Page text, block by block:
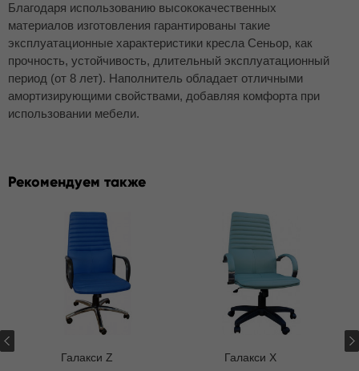
Благодаря использованию высококачественных
материалов изготовления гарантированы такие
эксплуатационные характеристики кресла Сеньор, как
прочность, устойчивость, длительный эксплуатационный
период (от 8 лет). Наполнитель обладает отличными
амортизирующими свойствами, добавляя комфорта при
использовании мебели.
Рекомендуем также
Галакси Z Галакси X